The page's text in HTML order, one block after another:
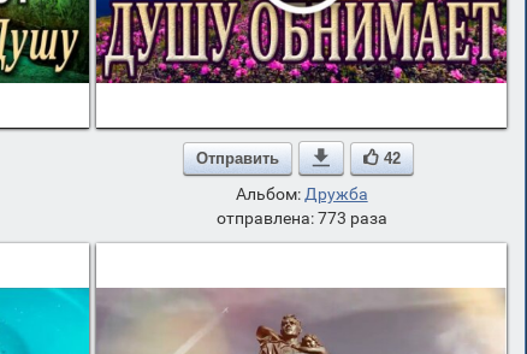
Отправить  42
Альбом: Дружба
отправлена: 773 раза